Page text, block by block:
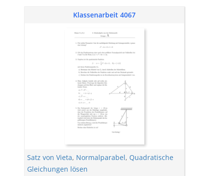
Klassenarbeit 4067
Satz von Vieta, Normalparabel, Quadratische
Gleichungen lösen